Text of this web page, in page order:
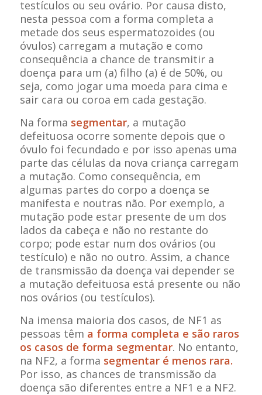
testículos ou seu ovário. Por causa disto,
nesta pessoa com a forma completa a
metade dos seus espermatozoides (ou
óvulos) carregam a mutação e como
consequência a chance de transmitir a
doença para um (a) filho (a) é de 50%, ou
seja, como jogar uma moeda para cima e
sair cara ou coroa em cada gestação.
Na forma segmentar, a mutação
defeituosa ocorre somente depois que o
óvulo foi fecundado e por isso apenas uma
parte das células da nova criança carregam
a mutação. Como consequência, em
algumas partes do corpo a doença se
manifesta e noutras não. Por exemplo, a
mutação pode estar presente de um dos
lados da cabeça e não no restante do
corpo; pode estar num dos ovários (ou
testículo) e não no outro. Assim, a chance
de transmissão da doença vai depender se
a mutação defeituosa está presente ou não
nos ovários (ou testículos).
Na imensa maioria dos casos, de NF1 as
pessoas têm a forma completa e são raros
os casos de forma segmentar. No entanto,
na NF2, a forma segmentar é menos rara.
Por isso, as chances de transmissão da
doença são diferentes entre a NF1 e a NF2.